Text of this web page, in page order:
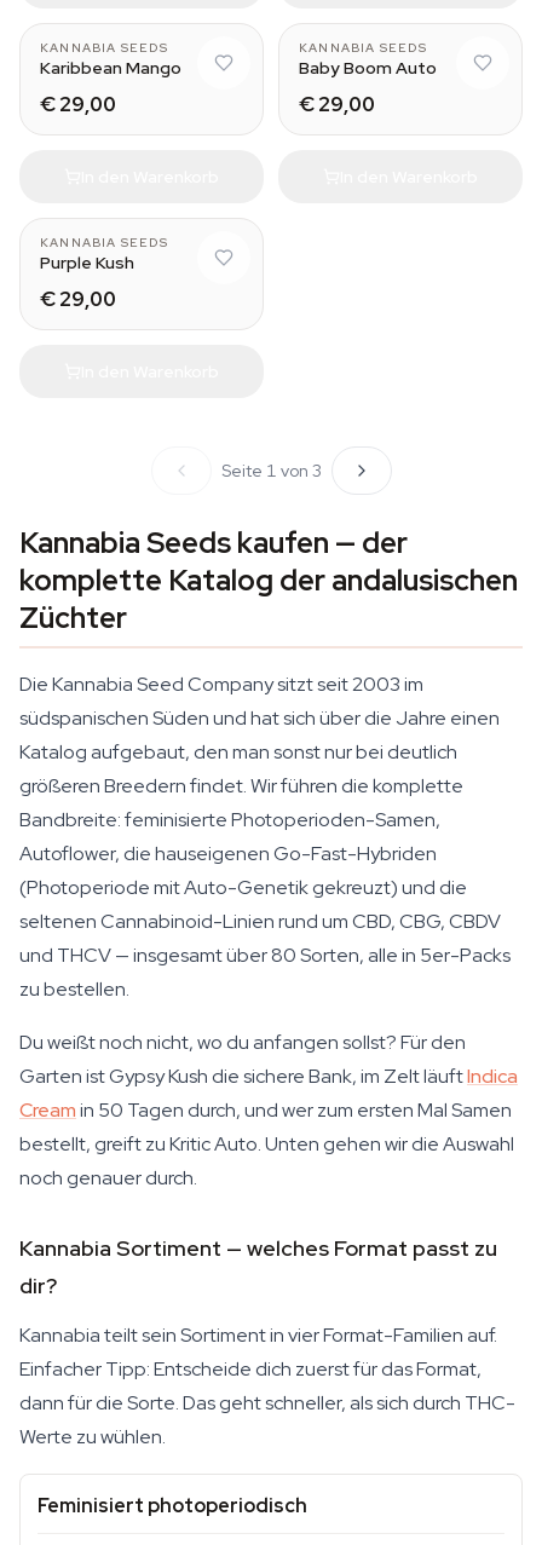
KANNABIA SEEDS
Karibbean Mango
€ 29,00
KANNABIA SEEDS
Baby Boom Auto
€ 29,00
KANNABIA SEEDS
Purple Kush
€ 29,00
Seite 1 von 3
Kannabia Seeds kaufen — der
komplette Katalog der andalusischen
Züchter
Die Kannabia Seed Company sitzt seit 2003 im
südspanischen Süden und hat sich über die Jahre einen
Katalog aufgebaut, den man sonst nur bei deutlich
größeren Breedern findet. Wir führen die komplette
Bandbreite: feminisierte Photoperioden-Samen,
Autoflower, die hauseigenen Go-Fast-Hybriden
(Photoperiode mit Auto-Genetik gekreuzt) und die
seltenen Cannabinoid-Linien rund um CBD, CBG, CBDV
und THCV — insgesamt über 80 Sorten, alle in 5er-Packs
zu bestellen.
Du weißt noch nicht, wo du anfangen sollst? Für den
Garten ist Gypsy Kush die sichere Bank, im Zelt läuftIndica
Creamin 50 Tagen durch, und wer zum ersten Mal Samen
bestellt, greift zu Kritic Auto. Unten gehen wir die Auswahl
noch genauer durch.
Kannabia Sortiment — welches Format passt zu
dir?
Kannabia teilt sein Sortiment in vier Format-Familien auf.
Einfacher Tipp: Entscheide dich zuerst für das Format,
dann für die Sorte. Das geht schneller, als sich durch THC-
Werte zu wühlen.
Feminisiert photoperiodisch